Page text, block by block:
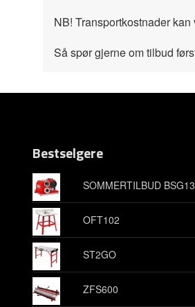
NB! Transportkostnader
Så spør gjerne om tilbud
Bestselgere
SOMMERTILBUD
OFT102
ST2GO
ZFS600